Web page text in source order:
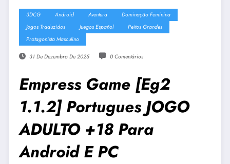
3DCG Android Aventura
Dominação Feminina
Jogos Traduzidos
Juegos Español
Peitos Grandes
Protagonista Masculino
31 De Dezembro De 2025 0 Comentários
Empress Game [Eg2
1.1.2] Portugues JOGO
ADULTO +18 Para
Android E PC